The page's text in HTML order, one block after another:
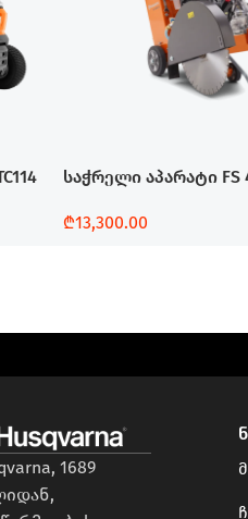
საჭრელი აპარატი FS
₾13,300.00
1689